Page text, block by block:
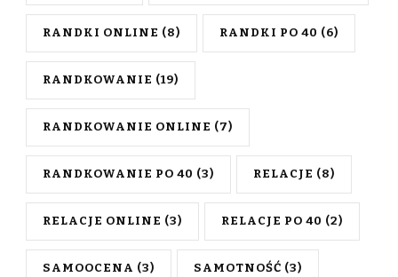
RANDKI ONLINE (8) RANDKI PO 40 (6)
RANDKOWANIE (19)
RANDKOWANIE ONLINE (7)
RANDKOWANIE PO 40 (3) RELACJE (8)
RELACJE ONLINE (3) RELACJE PO 40 (2)
SAMOOCENA (3) SAMOTNOŚĆ (3)